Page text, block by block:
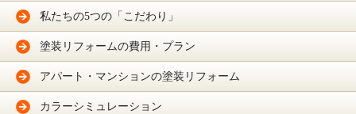
私たちの5つの「こだわり」
塗装リフォームの費用・プラン
アパート・マンションの塗装リフォーム
カラーシミュレーション